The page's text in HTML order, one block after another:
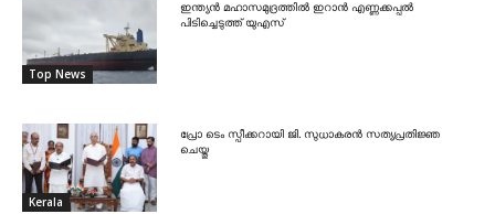
Top News
ഇന്ത്യൻ മഹാസമുദ്രത്തിൽ ഇറാൻ എണ്ണക്കപ്പൽ
പിടിച്ചെടുത്ത് യുഎസ്
Kerala
പ്രോ ടെം സ്പീക്കറായി ജി. സുധാകരൻ സത്യപ്രതിജ്ഞ
ചെയ്തു